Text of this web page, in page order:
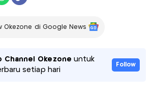
Okezone di Google News
Channel Okezone untuk
setiap hari
Follow